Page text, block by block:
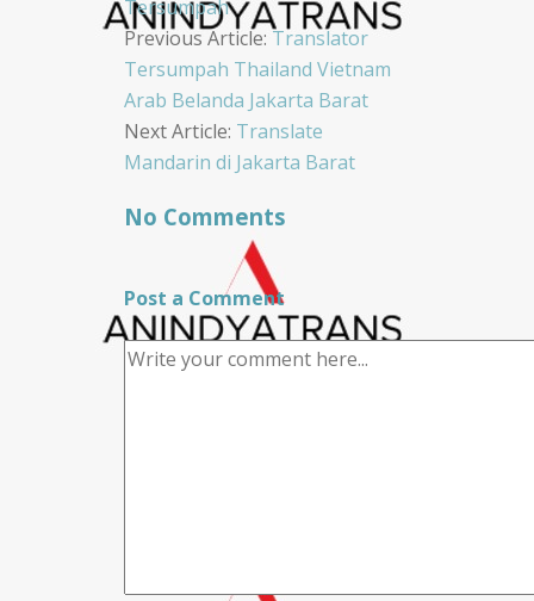
Tersumpah
Post
navigation
Previous Article: Translator
Tersumpah Thailand Vietnam
Arab Belanda Jakarta Barat
Next Article: Translate
Mandarin di Jakarta Barat
No Comments
Post a Comment